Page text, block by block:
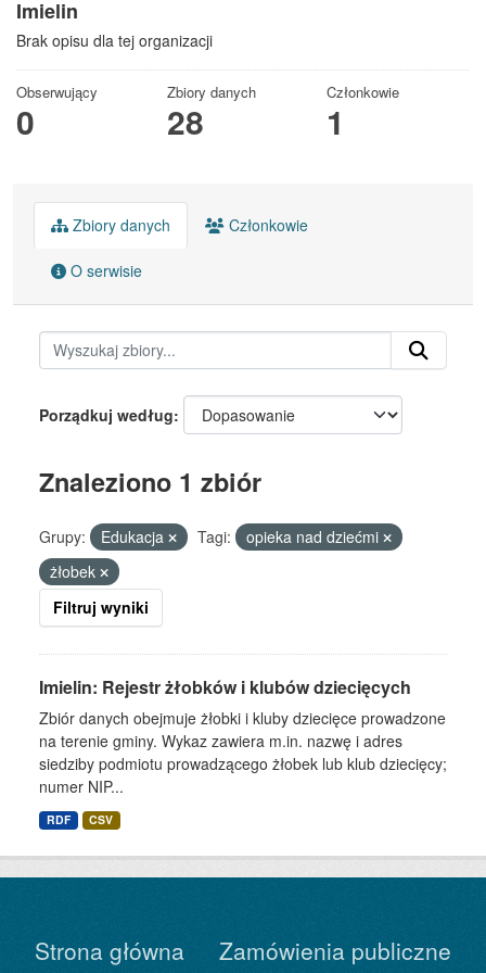
Imielin
Brak opisu dla tej organizacji
Obserwujący
0
Zbiory danych
28
Członkowie
1
Zbiory danych Członkowie
O serwisie
Porządkuj według
Znaleziono 1 zbiór
Grupy: Edukacja Tagi:
opieka nad dziećmi
żłobek
Filtruj wyniki
Imielin: Rejestr żłobków i klubów dziecięcych
Zbiór danych obejmuje żłobki i kluby dziecięce prowadzone
na terenie gminy. Wykaz zawiera m.in. nazwę i adres
siedziby podmiotu prowadzącego żłobek lub klub dziecięcy;
numer NIP...
RDF CSV
Strona główna Zamówienia publiczne